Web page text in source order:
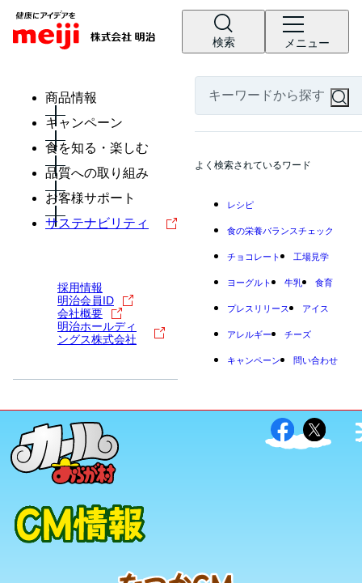
検索 メニュー
商品情報
キャンペーン
食を知る・楽しむ
品質への取り組み
お客様サポート
サステナビリティ
採用情報
明治会員ID
会社概要
明治ホールディ
ングス株式会社
よく検索されているワード
レシピ
食の栄養バランスチェック
チョコレート 工場見学
ヨーグルト 牛乳 食育
プレスリリース アイス
アレルギー チーズ
キャンペーン 問い合わせ